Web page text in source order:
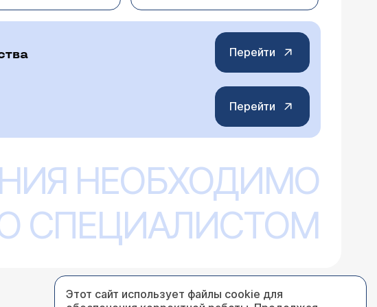
необходимо проверить, были ли данные
полученные изображения с результатами
выполнял последнюю КТ понадобится электронная
ли это? Можно ли сделать КТ почек, да всего
проведение компьютерной томографии без
Центре КТ можно, приходите, будем рады помочь.
необходимость на приеме (это все-таки лучевая
Перейти
Перейти
НЕОБХОДИМО
СПЕЦИАЛИСТОМ
Этот сайт использует файлы cookie для